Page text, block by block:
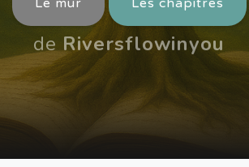
deRiversflowinyou